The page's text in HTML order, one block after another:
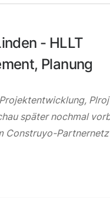
- HLLT
Planung
später nochmal
Construyo-